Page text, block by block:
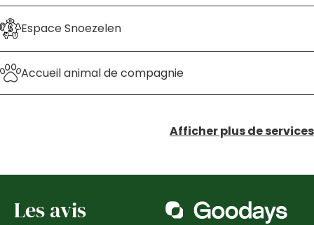
Espace Snoezelen
Accueil animal de compagnie
Afficher plus de services
Les avis